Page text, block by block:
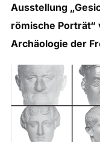
Ausstellung
römische
Archäologie der